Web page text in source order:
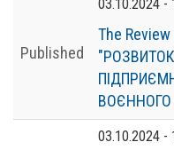
Published
03.10.2024 -
The
ВОЄННОГО
03.10.2024 -